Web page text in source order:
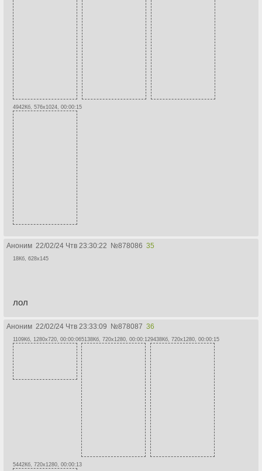
4942Кб, 576x1024, 00:00:15
Аноним 22/02/24 Чтв 23:30:22 №878086 35
18Кб, 628x145
лол
Аноним 22/02/24 Чтв 23:33:09 №878087 36
1109Кб, 1280x720, 00:00:065138Кб, 720x1280, 00:00:129438Кб, 720x1280, 00:00:15
5442Кб, 720x1280, 00:00:13